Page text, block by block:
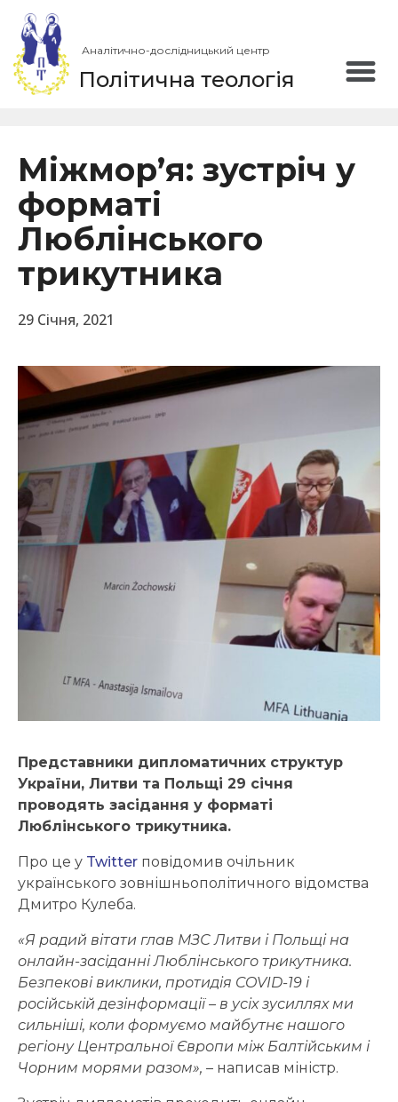
Аналітично-дослідницький центр
Політична теологія
Міжмор’я: зустріч у
форматі
Люблінського
трикутника
29 Січня, 2021
Представники дипломатичних структур
України, Литви та Польщі 29 січня
проводять засідання у форматі
Люблінського трикутника.
Про це у Twitter повідомив очільник
українського зовнішньополітичного відомства
Дмитро Кулеба.
«Я радий вітати глав МЗС Литви і Польщі на
онлайн-засіданні Люблінського трикутника.
Безпекові виклики, протидія COVID-19 і
російській дезінформації – в усіх зусиллях ми
сильніші, коли формуємо майбутнє нашого
регіону Центральної Європи між Балтійським і
Чорним морями разом», – написав міністр.